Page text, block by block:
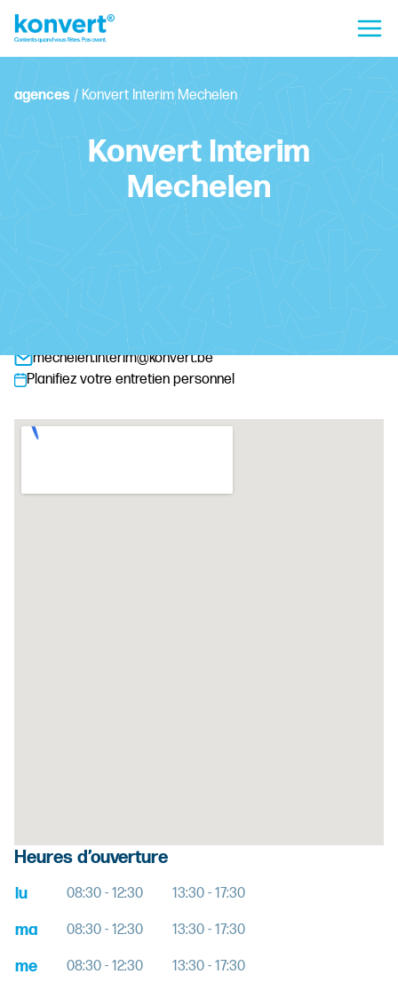
agences / Konvert Interim Mechelen
Konvert Interim
Mechelen
Hoogstraat 9, 2800 Malines
mechelen.interim@konvert.be
Planifiez votre entretien personnel
Heures d’ouverture
lu 08:30 - 12:30 13:30 - 17:30
ma 08:30 - 12:30 13:30 - 17:30
me 08:30 - 12:30 13:30 - 17:30